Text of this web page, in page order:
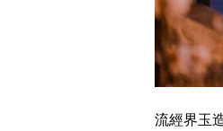
流經界玉